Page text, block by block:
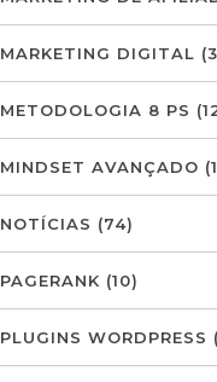
MARKETING DIGITAL
METODOLOGIA 8 PS
MINDSET AVANÇADO
NOTÍCIAS (74)
PAGERANK (10)
PLUGINS WORDPRESS